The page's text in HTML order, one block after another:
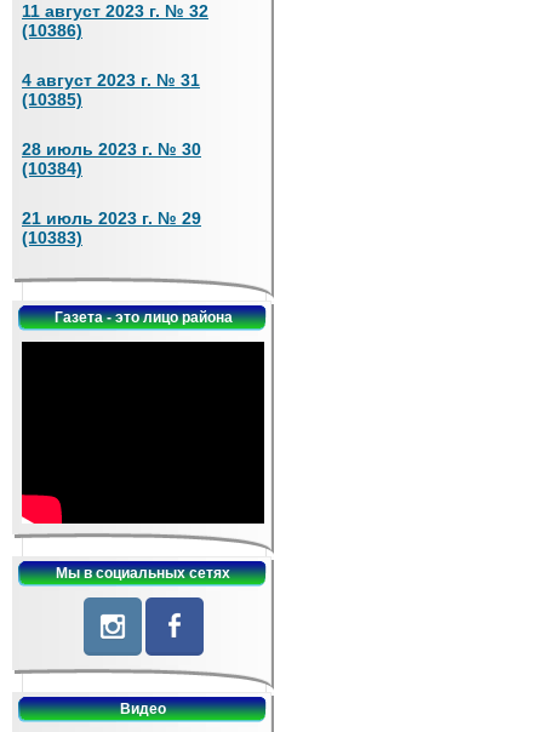
11 август 2023 г. № 32
(10386)
4 август 2023 г. № 31
(10385)
28 июль 2023 г. № 30
(10384)
21 июль 2023 г. № 29
(10383)
Газета - это лицо района
Мы в социальных сетях
Видео